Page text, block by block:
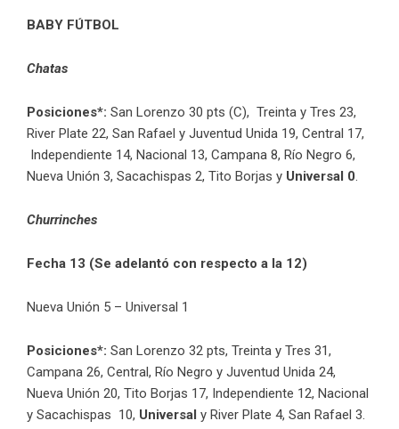
BABY FÚTBOL
Chatas
Posiciones*: San Lorenzo 30 pts (C), Treinta y Tres 23,
River Plate 22, San Rafael y Juventud Unida 19, Central 17,
Independiente 14, Nacional 13, Campana 8, Río Negro 6,
Nueva Unión 3, Sacachispas 2, Tito Borjas y Universal 0.
Churrinches
Fecha 13 (Se adelantó con respecto a la 12)
Nueva Unión 5 – Universal 1
Posiciones*: San Lorenzo 32 pts, Treinta y Tres 31,
Campana 26, Central, Río Negro y Juventud Unida 24,
Nueva Unión 20, Tito Borjas 17, Independiente 12, Nacional
y Sacachispas 10, Universal y River Plate 4, San Rafael 3.